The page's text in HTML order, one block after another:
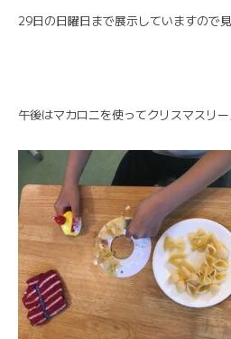
29日の日曜日まで展示していますので
午後はマカロニを使ってクリスマスリ